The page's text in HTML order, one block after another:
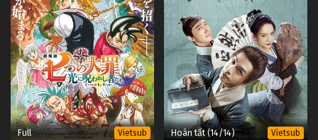
Full Vietsub Hoàn tất (14/14) Vietsub